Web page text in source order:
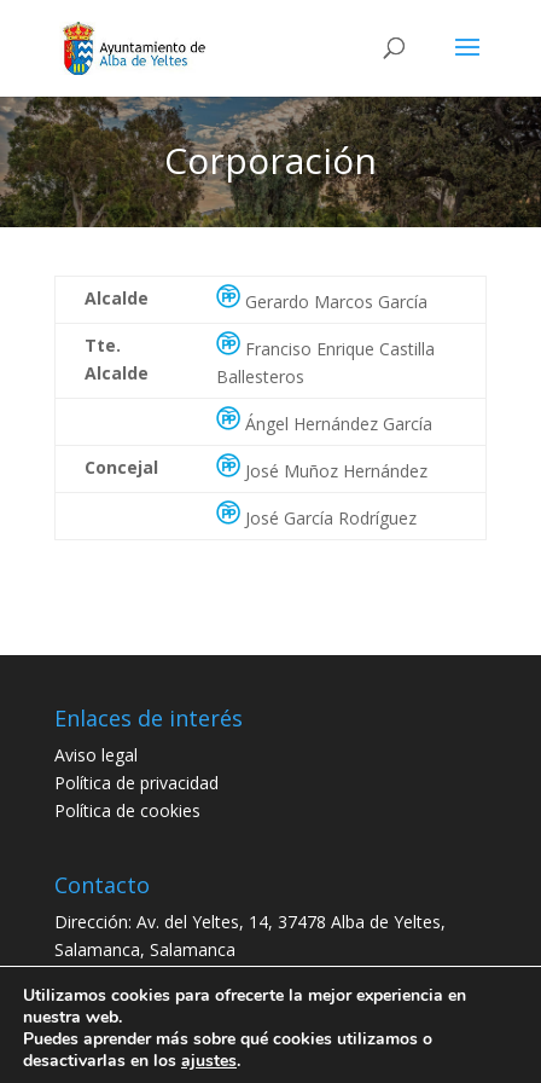
Corporación
Alcalde
Gerardo Marcos García
Tte.
Alcalde
Franciso Enrique Castilla
Ballesteros
Ángel Hernández García
Concejal
José Muñoz Hernández
José García Rodríguez
Enlaces de interés
Aviso legal
Política de privacidad
Política de cookies
Contacto
Dirección: Av. del Yeltes, 14, 37478 Alba de Yeltes,
Salamanca, Salamanca
CIF: P3700900H
Utilizamos cookies para ofrecerte la mejor experiencia en
nuestra web.
Puedes aprender más sobre qué cookies utilizamos o
desactivarlas en los ajustes.